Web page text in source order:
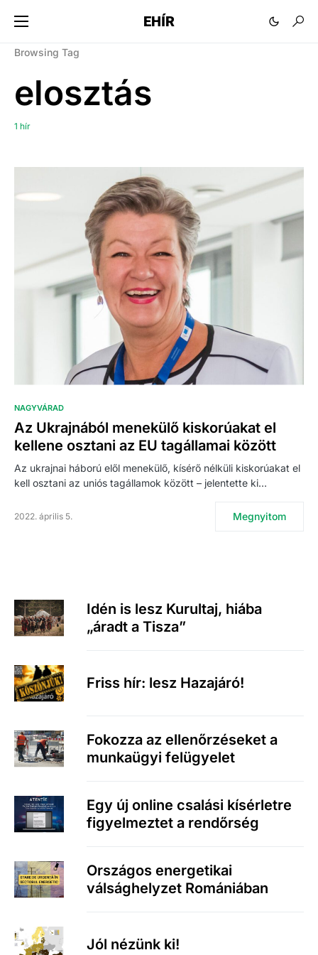
EHÍR
Browsing Tag
elosztás
1 hír
NAGYVÁRAD
Az Ukrajnából menekülő kiskorúakat el
kellene osztani az EU tagállamai között
Az ukrajnai háború elől menekülő, kísérő nélküli kiskorúakat el
kell osztani az uniós tagállamok között – jelentette ki…
2022. április 5. Megnyitom
Idén is lesz Kurultaj, hiába
„áradt a Tisza”
Friss hír: lesz Hazajáró!
Fokozza az ellenőrzéseket a
munkaügyi felügyelet
Egy új online csalási kísérletre
figyelmeztet a rendőrség
Országos energetikai
válsághelyzet Romániában
Jól nézünk ki!